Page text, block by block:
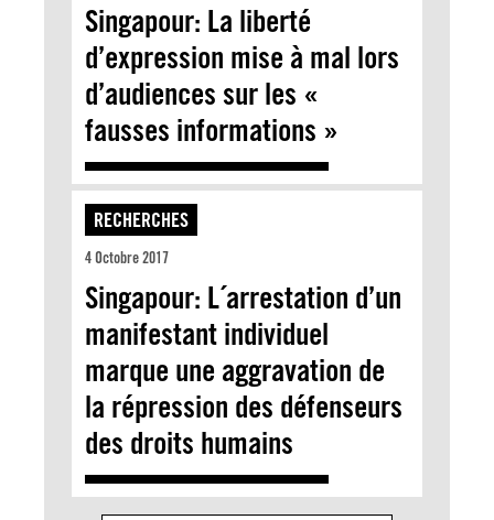
Singapour: La liberté
d’expression mise à mal lors
d’audiences sur les «
fausses informations »
RECHERCHES
4 Octobre 2017
Singapour: L´arrestation d’un
manifestant individuel
marque une aggravation de
la répression des défenseurs
des droits humains